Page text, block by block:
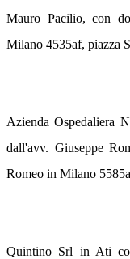
Mauro Pacilio, con
Milano 4535af, piazza
Azienda Ospedaliera
dall'avv. Giuseppe
Romeo in Milano
Quintino Srl in Ati